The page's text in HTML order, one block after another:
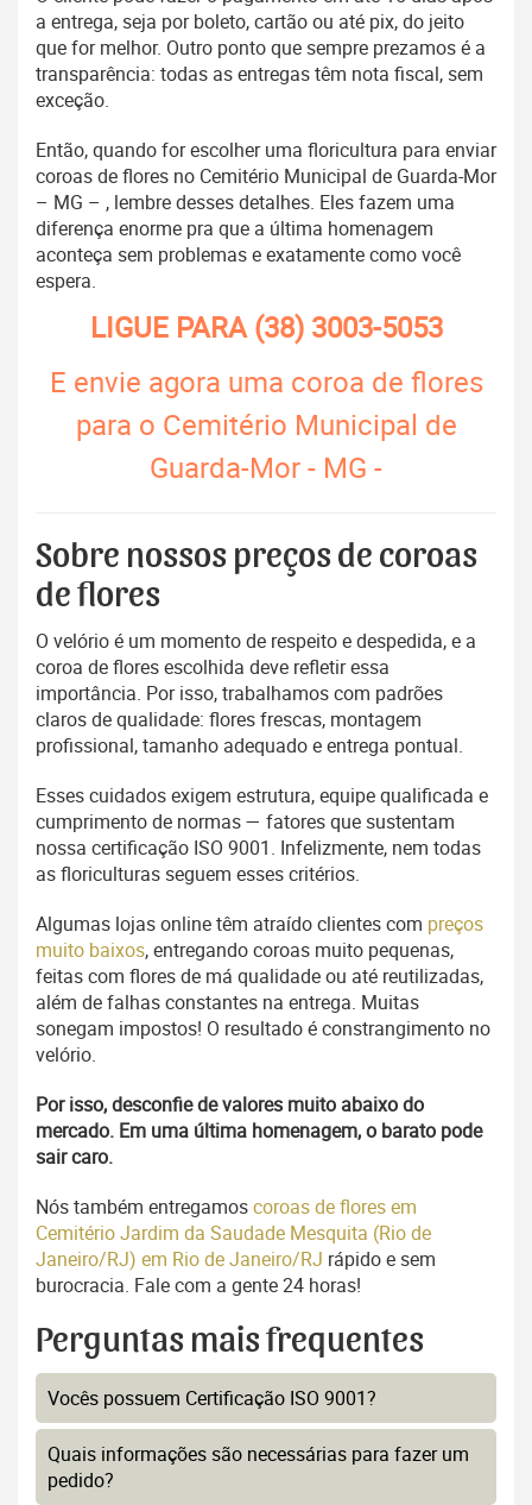
a entrega, seja por boleto, cartão ou até pix, do jeito
que for melhor. Outro ponto que sempre prezamos é a
transparência: todas as entregas têm nota fiscal, sem
exceção.
Então, quando for escolher uma floricultura para enviar
coroas de flores no Cemitério Municipal de Guarda-Mor
– MG – , lembre desses detalhes. Eles fazem uma
diferença enorme pra que a última homenagem
aconteça sem problemas e exatamente como você
espera.
LIGUE PARA(38) 3003-5053
E envie agora uma coroa de flores
para o Cemitério Municipal de
Guarda-Mor - MG -
Sobre nossos preços de coroas
de flores
O velório é um momento de respeito e despedida, e a
coroa de flores escolhida deve refletir essa
importância. Por isso, trabalhamos com padrões
claros de qualidade: flores frescas, montagem
profissional, tamanho adequado e entrega pontual.
Esses cuidados exigem estrutura, equipe qualificada e
cumprimento de normas — fatores que sustentam
nossa certificação ISO 9001. Infelizmente, nem todas
as floriculturas seguem esses critérios.
Algumas lojas online têm atraído clientes com preços
muito baixos, entregando coroas muito pequenas,
feitas com flores de má qualidade ou até reutilizadas,
além de falhas constantes na entrega. Muitas
sonegam impostos! O resultado é constrangimento no
velório.
Por isso, desconfie de valores muito abaixo do
mercado. Em uma última homenagem, o barato pode
sair caro.
Nós também entregamoscoroas de flores em
Cemitério Jardim da Saudade Mesquita (Rio de
Janeiro/RJ) em Rio de Janeiro/RJ rápido e sem
burocracia. Fale com a gente 24 horas!
Perguntas mais frequentes
Vocês possuem Certificação ISO 9001?
Quais informações são necessárias para fazer um
pedido?